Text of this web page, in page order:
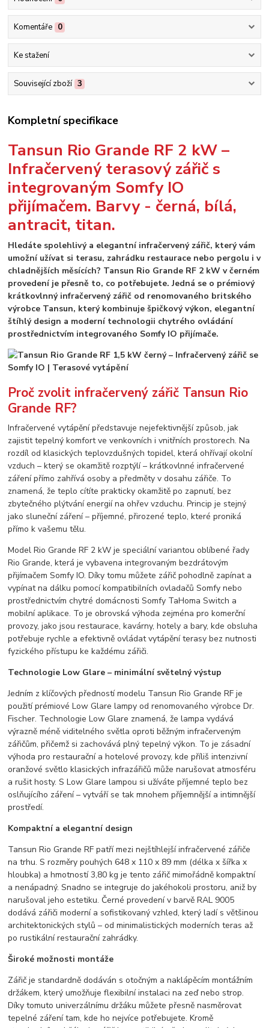
Komentáře 0
Ke stažení
Související zboží 3
Kompletní specifikace
Tansun Rio Grande RF 2 kW –
Infračervený terasový zářič s
integrovaným Somfy IO
přijímačem. Barvy - černá, bílá,
antracit, titan.
Hledáte spolehlivý a elegantní infračervený zářič, který vám
umožní užívat si terasu, zahrádku restaurace nebo pergolu i v
chladnějších měsících? Tansun Rio Grande RF 2 kW v černém
provedení je přesně to, co potřebujete. Jedná se o prémiový
krátkovlnný infračervený zářič od renomovaného britského
výrobce Tansun, který kombinuje špičkový výkon, elegantní
štíhlý design a moderní technologii chytrého ovládání
prostřednictvím integrovaného Somfy IO přijímače.
Proč zvolit infračervený zářič Tansun Rio
Grande RF?
Infračervené vytápění představuje nejefektivnější způsob, jak
zajistit tepelný komfort ve venkovních i vnitřních prostorech. Na
rozdíl od klasických teplovzdušných topidel, která ohřívají okolní
vzduch – který se okamžitě rozptýlí – krátkovlnné infračervené
záření přímo zahřívá osoby a předměty v dosahu zářiče. To
znamená, že teplo cítíte prakticky okamžitě po zapnutí, bez
zbytečného plýtvání energií na ohřev vzduchu. Princip je stejný
jako sluneční záření – příjemné, přirozené teplo, které proniká
přímo k vašemu tělu.
Model Rio Grande RF 2 kW je speciální variantou oblíbené řady
Rio Grande, která je vybavena integrovaným bezdrátovým
přijímačem Somfy IO. Díky tomu můžete zářič pohodlně zapínat a
vypínat na dálku pomocí kompatibilních ovladačů Somfy nebo
prostřednictvím chytré domácnosti Somfy TaHoma Switch a
mobilní aplikace. To je obrovská výhoda zejména pro komerční
provozy, jako jsou restaurace, kavárny, hotely a bary, kde obsluha
potřebuje rychle a efektivně ovládat vytápění terasy bez nutnosti
fyzického přístupu ke každému zářiči.
Technologie Low Glare – minimální světelný výstup
Jedním z klíčových předností modelu Tansun Rio Grande RF je
použití prémiové Low Glare lampy od renomovaného výrobce Dr.
Fischer. Technologie Low Glare znamená, že lampa vydává
výrazně méně viditelného světla oproti běžným infračerveným
zářičům, přičemž si zachovává plný tepelný výkon. To je zásadní
výhoda pro restaurační a hotelové provozy, kde příliš intenzivní
oranžové světlo klasických infrazářičů může narušovat atmosféru
a rušit hosty. S Low Glare lampou si užíváte příjemné teplo bez
oslňujícího záření – vytváří se tak mnohem příjemnější a intimnější
prostředí.
Kompaktní a elegantní design
Tansun Rio Grande RF patří mezi nejštíhlejší infračervené zářiče
na trhu. S rozměry pouhých 648 x 110 x 89 mm (délka x šířka x
hloubka) a hmotností 3,80 kg je tento zářič mimořádně kompaktní
a nenápadný. Snadno se integruje do jakéhokoli prostoru, aniž by
narušoval jeho estetiku. Černé provedení v barvě RAL 9005
dodává zářiči moderní a sofistikovaný vzhled, který ladí s většinou
architektonických stylů – od minimalistických moderních teras až
po rustikální restaurační zahrádky.
Široké možnosti montáže
Zářič je standardně dodáván s otočným a naklápěcím montážním
držákem, který umožňuje flexibilní instalaci na zeď nebo strop.
Díky tomuto univerzálnímu držáku můžete přesně nasměrovat
tepelné záření tam, kde ho nejvíce potřebujete. Kromě